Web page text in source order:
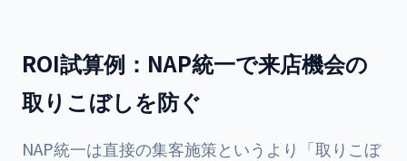
ROI試算例：NAP統一で来店機会の
取りこぼしを防ぐ
NAP統一は直接の集客施策というより「取りこぼ